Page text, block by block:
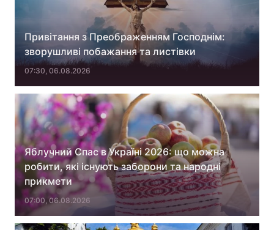
Привітання з Преображенням Господнім:
зворушливі побажання та листівки
07:30, 06.08.2026
Яблучний Спас в Україні 2026: що можна
робити, які існують заборони та народні
прикмети
07:00, 06.08.2026